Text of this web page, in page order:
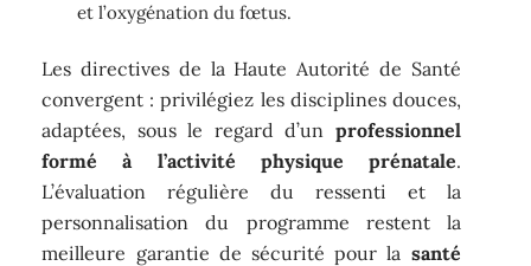
et l’oxygénation du fœtus.
Les directives de la Haute Autorité de Santé
convergent : privilégiez les disciplines douces,
adaptées, sous le regard d’un professionnel
formé à l’activité physique prénatale.
L’évaluation régulière du ressenti et la
personnalisation du programme restent la
meilleure garantie de sécurité pour la santé